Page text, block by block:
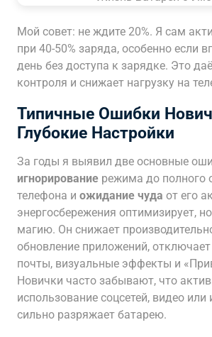
Мой совет: не ждите 20%. Я сам
при 40-50% заряда, особенно если
день без доступа к зарядке. Это
контроля и снижает нагрузку на
Типичные Ошибки
Глубокие Настройки
За годы я выявил две основные
игнорирование режима до полного
телефона и ожидание чуда от его
энергосбережения оптимизирует,
магию. Он снижает
обновление приложений, отключает
почты, визуальные эффекты и
Новички часто забывают, что
использование соцсетей, видео или
сильно разряжает батарею.